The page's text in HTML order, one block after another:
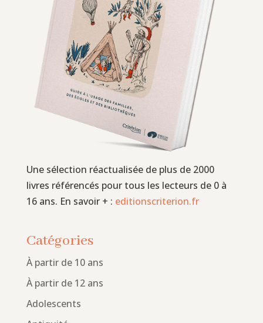
Une sélection réactualisée de plus de 2000
livres référencés pour tous les lecteurs de 0 à
16 ans. En savoir + : editionscriterion.fr
Catégories
À partir de 10 ans
À partir de 12 ans
Adolescents